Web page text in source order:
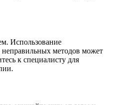
Использование
методов может
к специалисту для